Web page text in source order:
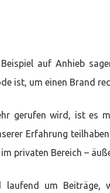
auf Anhieb
ist, um einen Brand
gerufen wird, ist es
Erfahrung
privaten Bereich –
laufend um Beiträge,